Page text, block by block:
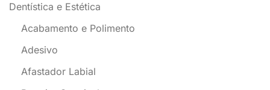
Dentística e Estética
Acabamento e Polimento
Adesivo
Afastador Labial